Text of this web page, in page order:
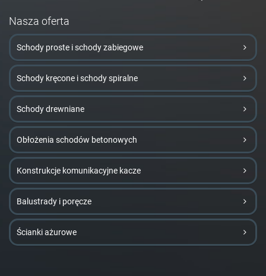
Nasza oferta
Schody proste i schody zabiegowe
Schody kręcone i schody spiralne
Schody drewniane
Obłożenia schodów betonowych
Konstrukcje komunikacyjne kacze
Balustrady i poręcze
Ścianki ażurowe